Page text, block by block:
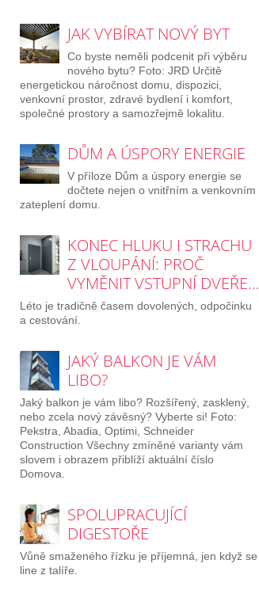
JAK VYBÍRAT NOVÝ BYT
Co byste neměli podcenit při výběru
nového bytu? Foto: JRD Určitě
energetickou náročnost domu, dispozici,
venkovní prostor, zdravé bydlení i komfort,
společné prostory a samozřejmě lokalitu.
DŮM A ÚSPORY ENERGIE
V příloze Dům a úspory energie se
dočtete nejen o vnitřním a venkovním
zateplení domu.
KONEC HLUKU I STRACHU
Z VLOUPÁNÍ: PROČ
VYMĚNIT VSTUPNÍ DVEŘE…
Léto je tradičně časem dovolených, odpočinku
a cestování.
JAKÝ BALKON JE VÁM
LIBO?
Jaký balkon je vám libo? Rozšířený, zasklený,
nebo zcela nový závěsný? Vyberte si! Foto:
Pekstra, Abadia, Optimi, Schneider
Construction Všechny zmíněné varianty vám
slovem i obrazem přiblíží aktuální číslo
Domova.
SPOLUPRACUJÍCÍ
DIGESTOŘE
Vůně smaženého řízku je příjemná, jen když se
line z talíře.